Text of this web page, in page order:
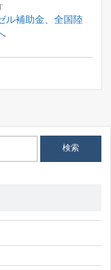
ル補助金、全国陸